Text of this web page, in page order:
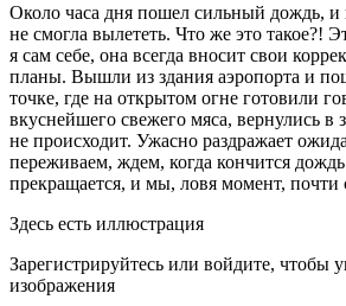
Около часа дня пошел сильный дождь, и
не смогла вылететь. Что же это такое?!
я сам себе, она всегда вносит свои
планы. Вышли из здания аэропорта и
точке, где на открытом огне готовили
вкуснейшего свежего мяса, вернулись в
не происходит. Ужасно раздражает
переживаем, ждем, когда кончится
прекращается, и мы, ловя момент, почти
Здесь есть иллюстрация
Зарегистрируйтесь или войдите, чтобы
изображения